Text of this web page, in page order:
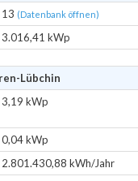
13 (Datenbank öffnen)
3.016,41 kWp
Lübchin
3,19 kWp
0,04 kWp
2.801.430,88 kWh/Jahr